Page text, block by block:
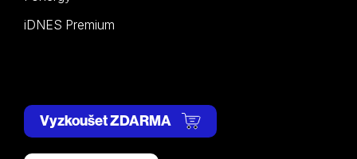
iDNES Premium
Vyzkoušet ZDARMA